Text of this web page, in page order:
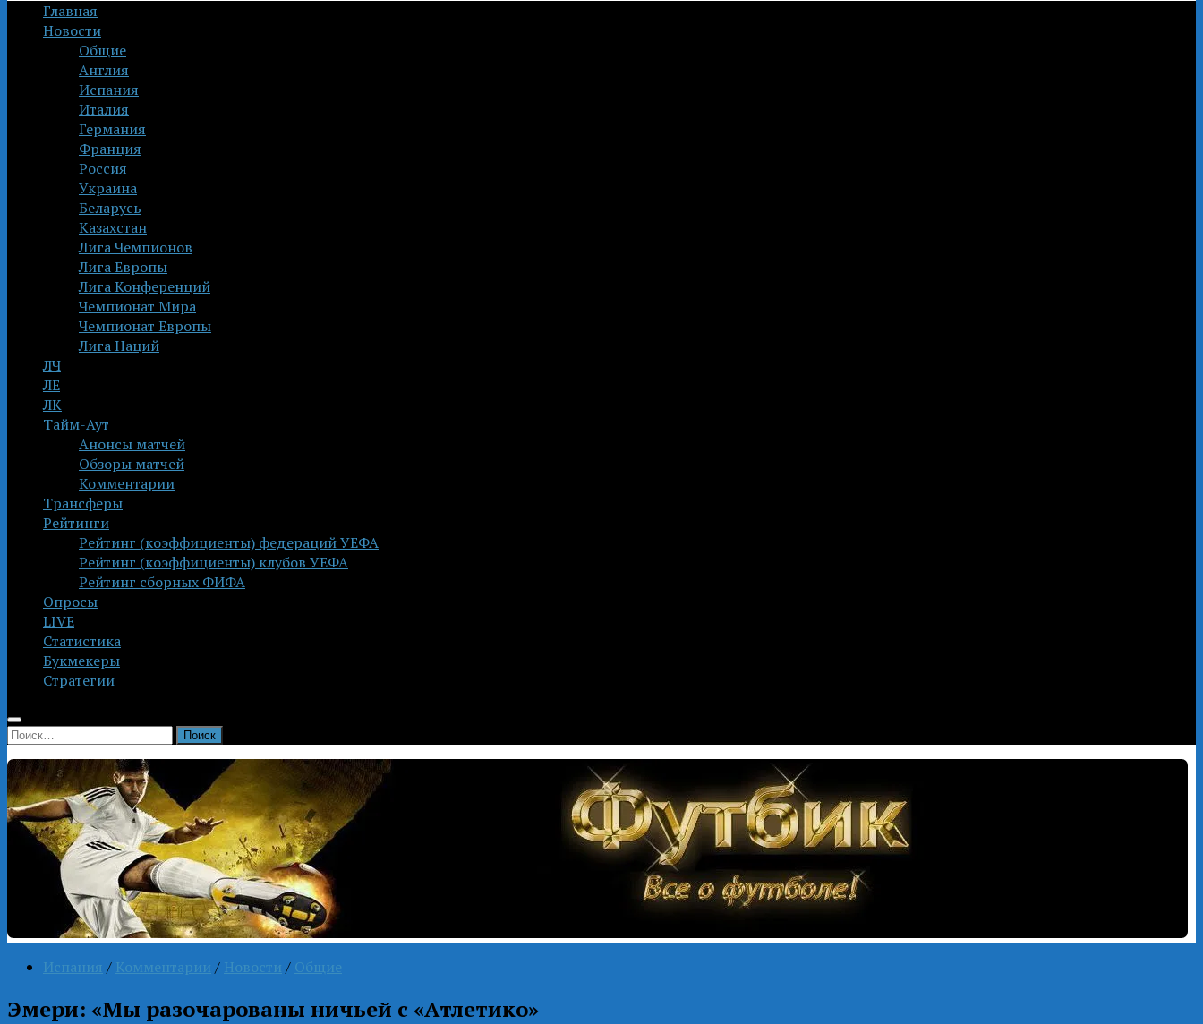
Главная
Новости
Общие
Англия
Испания
Италия
Германия
Франция
Россия
Украина
Беларусь
Казахстан
Лига Чемпионов
Лига Европы
Лига Конференций
Чемпионат Мира
Чемпионат Европы
Лига Наций
ЛЧ
ЛЕ
ЛК
Тайм-Аут
Анонсы матчей
Обзоры матчей
Комментарии
Трансферы
Рейтинги
Рейтинг (коэффициенты) федераций УЕФА
Рейтинг (коэффициенты) клубов УЕФА
Рейтинг сборных ФИФА
Опросы
LIVE
Статистика
Букмекеры
Стратегии
Найти:
Испания / Комментарии / Новости / Общие
Эмери: «Мы разочарованы ничьей с «Атлетико»